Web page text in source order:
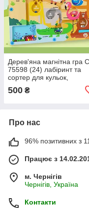
Дерев'яна магнітна гра C
75598 (24) лабіринт та
сортер для кульок,
кольори і назви тваринок
англійсь
500 ₴
Про нас
96% позитивних з
Працює з
м. Чернігів
Чернігів, Україна
Контакти